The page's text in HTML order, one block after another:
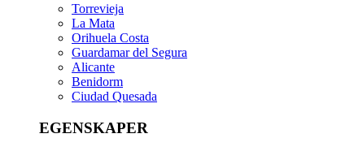
Torrevieja
La Mata
Orihuela Costa
Guardamar del Segura
Alicante
Benidorm
Ciudad Quesada
EGENSKAPER